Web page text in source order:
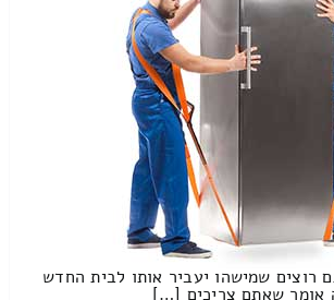
רוצים שמישהו יעביר אותו לבית החדש
אומר שאתם צריכים […]